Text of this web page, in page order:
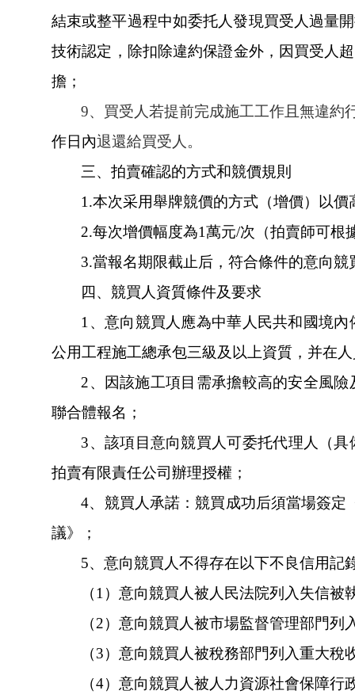
結束或整平過程中如委托人發現買受人過量開挖
技術認定，除扣除違約保證金外，因
擔；
9、買受人若提前完成施工工作且無違約
作日內退還給買受人。
三、拍賣確認的方式和競價規則
1.本次采用舉牌競價的方式（增價）以價高
2.每次增價幅度為1萬元/次
（拍賣師可根
3.當報名期限截止后，符合條件的意向競
四、競買人資質條件及要求
1、意向競買人應為中華人民共和國境
公用工程施工總承包三級及以上資質，并在人員
2、因該施工項目需承擔較高的安全風險
聯合體報名；
3、該項目意向競買人可委托代理人
拍賣有限責任公司辦理授權；
4、競買人承諾：競買成功后須當場簽
議》；
5、意向競買人不得存在以下不良信用
（1）意向競買人被人民法院列入失信被執行
（2）意向競買人被市場監督管理部門列
（3）意向競買人被稅務部門列入重大稅收
（4）意向競買人被人力資源社會保障行政